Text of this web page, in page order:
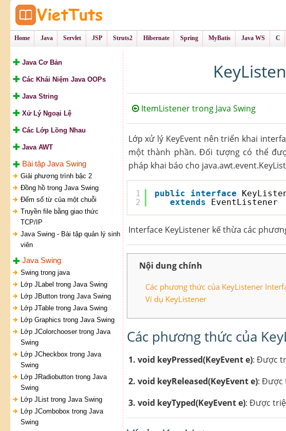
Home Java Servlet JSP Struts2 Hibernate Spring MyBatis Java WS C
Java Cơ Bản
Các Khái Niệm Java OOPs
Java String
Xử Lý Ngoại Lệ
Các Lớp Lồng Nhau
Java AWT
Bài tập Java Swing
Giải phương trình bậc 2
Đồng hồ trong Java Swing
Đếm số từ của một chuỗi
Truyền file bằng giao thức
TCP/IP
Java Swing - Bài tập quản lý sinh
viên
Java Swing
Swing trong java
Lớp JLabel trong Java Swing
Lớp JButton trong Java Swing
Lớp JTable trong Java Swing
Lớp Graphics trong Java Swing
Lớp JColorchooser trong Java
Swing
Lớp JCheckbox trong Java
Swing
Lớp JRadiobutton trong Java
Swing
Lớp JList trong Java Swing
Lớp JCombobox trong Java
Swing
ItemListener trong Java Swing
Lớp xử lý KeyEvent nên triển khai
một thành phần. Đối tượng có thể
pháp khai báo cho
1
2
public interface
extends
EventListener
Interface KeyListener kế thừa các
Nội dung chính
Các phương thức của KeyListener
Ví dụ KeyListener
Các phương thức của
1. void keyPressed(KeyEvent e): Được
2. void keyReleased(KeyEvent e): Được
3. void keyTyped(KeyEvent e): Được